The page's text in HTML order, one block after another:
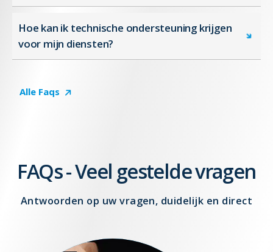
Hoe kan ik technische ondersteuning krijgen
voor mijn diensten?
Alle Faqs
FAQs - Veel gestelde vragen
Antwoorden op uw vragen, duidelijk en direct